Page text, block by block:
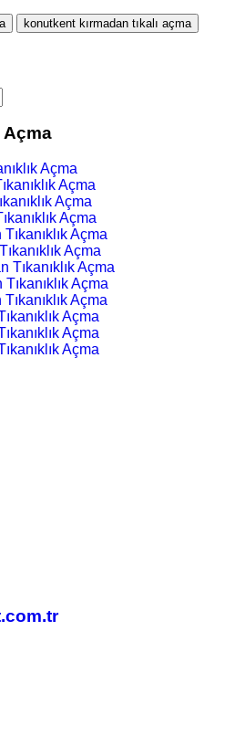
konutkent kırmadan tıkalı açma
Açma
Açma
Açma
Açma
Açma
Açma
Açma
Tıkanıklık Açma
Açma
Açma
Açma
Açma
Açma